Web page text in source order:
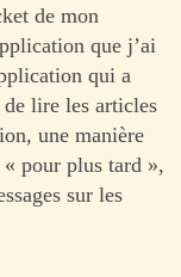
de mon
que j’ai
qui a
lire les articles
une manière
pour plus tard »,
sur les